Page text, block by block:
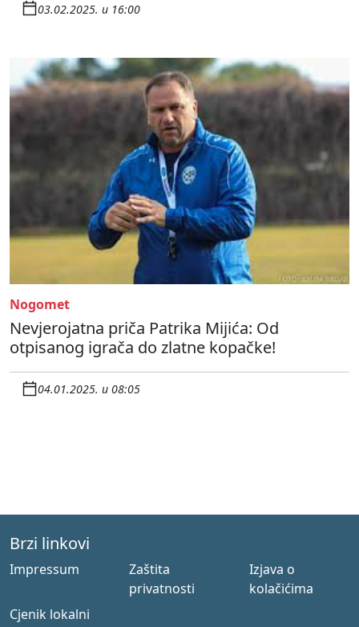
03.02.2025. u 16:00
Nogomet
Nevjerojatna priča Patrika Mijića: Od
otpisanog igrača do zlatne kopačke!
04.01.2025. u 08:05
Brzi linkovi
Impressum
Zaštita
privatnosti
Izjava o
kolačićima
Cjenik lokalni